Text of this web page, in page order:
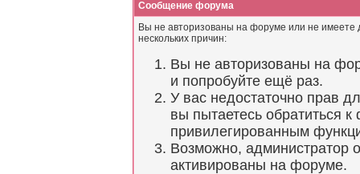
Сообщение форума
Вы не авторизованы на форуме или не имеете
нескольких причин:
Вы не авторизованы на
и попробуйте ещё раз.
У вас недостаточно прав
вы пытаетесь обратиться
привилегированным
Возможно, администратор
активированы на форуме.